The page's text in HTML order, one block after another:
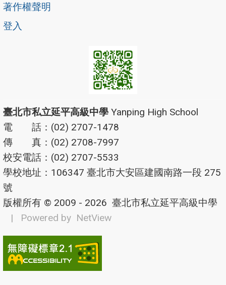
著作權聲明
登入
臺北市私立延平高級中學 Yanping High School
電 話：(02) 2707-1478
傳 真：(02) 2708-7997
校安電話：(02) 2707-5533
學校地址：106347 臺北市大安區建國南路一段 275
號
版權所有 © 2009 - 2026 臺北市私立延平高級中學
| Powered by NetView